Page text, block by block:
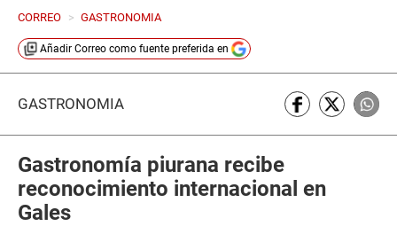
CORREO > GASTRONOMIA
Añadir Correo como fuente preferida en
GASTRONOMÍA
Gastronomía piurana recibe
reconocimiento internacional en
Gales